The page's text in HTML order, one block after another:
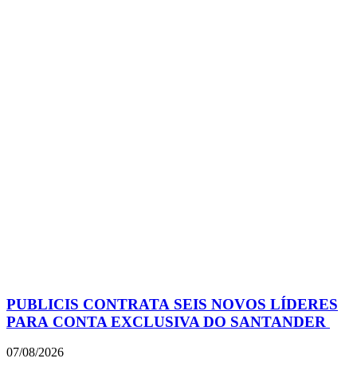
PUBLICIS CONTRATA SEIS NOVOS LÍDERES
PARA CONTA EXCLUSIVA DO SANTANDER
07/08/2026